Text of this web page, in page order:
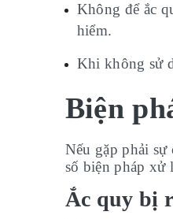
Không để ắc
hiểm.
Khi không sử
Biện
Nếu gặp phải
số biện pháp xử
Ắc quy bị